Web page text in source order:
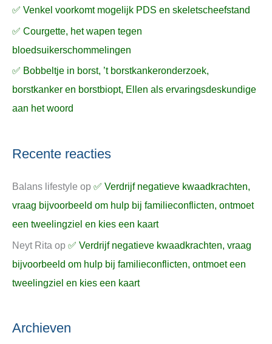
✅ Venkel voorkomt mogelijk PDS en skeletscheefstand
✅ Courgette, het wapen tegen
bloedsuikerschommelingen
✅ Bobbeltje in borst, ’t borstkankeronderzoek,
borstkanker en borstbiopt, Ellen als ervaringsdeskundige
aan het woord
Recente reacties
Balans lifestyle op ✅ Verdrijf negatieve kwaadkrachten,
vraag bijvoorbeeld om hulp bij familieconflicten, ontmoet
een tweelingziel en kies een kaart
Neyt Rita op ✅ Verdrijf negatieve kwaadkrachten, vraag
bijvoorbeeld om hulp bij familieconflicten, ontmoet een
tweelingziel en kies een kaart
Archieven